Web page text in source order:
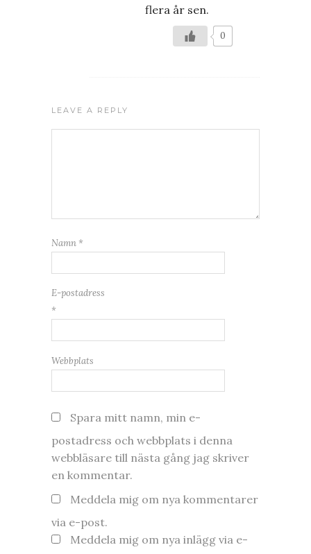
flera år sen.
0
LEAVE A REPLY
Namn *
E-postadress
*
Webbplats
Spara mitt namn, min e-
postadress och webbplats i denna
webbläsare till nästa gång jag skriver
en kommentar.
Meddela mig om nya kommentarer
via e-post.
Meddela mig om nya inlägg via e-